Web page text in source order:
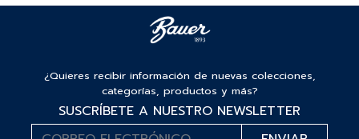
¿Quieres recibir información de nuevas colecciones,
categorías, productos y más?
SUSCRÍBETE A NUESTRO NEWSLETTER